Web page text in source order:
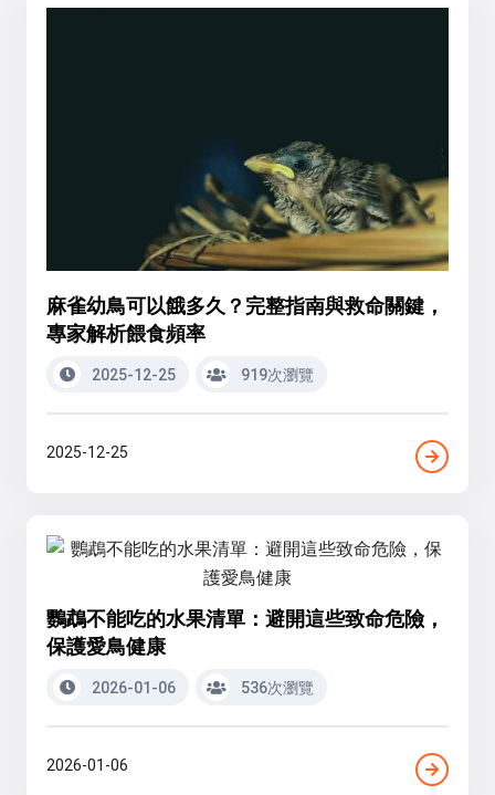
麻雀幼鳥可以餓多久？完整指南與救命關鍵，
專家解析餵食頻率
2025-12-25 919次瀏覽
2025-12-25
鸚鵡不能吃的水果清單：避開這些致命危險，
保護愛鳥健康
2026-01-06 536次瀏覽
2026-01-06